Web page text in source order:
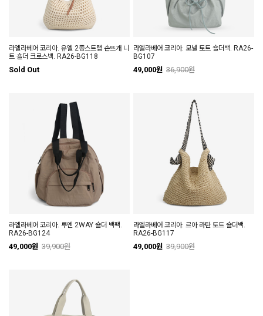
라엘라베어 코리아. 유엘 2종스트랩 손뜨개 니
트 숄더 크로스백. RA26-BG118
Sold Out
라엘라베어 코리아. 모넬 토트 숄더백. RA26-
BG107
49,000원 36,900원
라엘라베어 코리아. 루엔 2WAY 숄더 백팩.
RA26-BG124
49,000원 39,900원
라엘라베어 코리아. 르아 라탄 토트 숄더백.
RA26-BG117
49,000원 39,900원